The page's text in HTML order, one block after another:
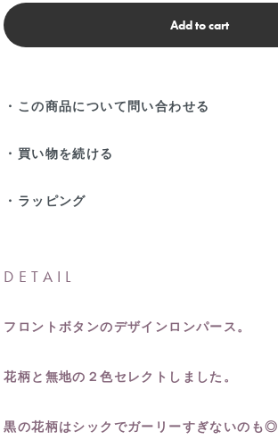
Add to cart
・この商品について問い合わせる
・買い物を続ける
・ラッピング
DETAIL
フロントボタンのデザインロンパース。
花柄と無地の２色セレクトしました。
黒の花柄はシックでガーリーすぎないのも◎